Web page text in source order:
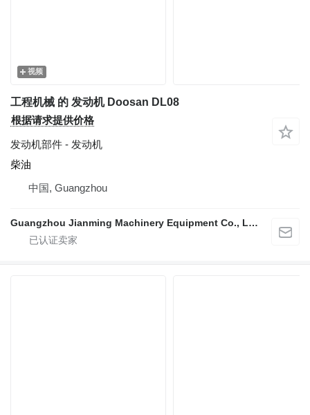
视频
工程机械 的 发动机 Doosan DL08
根据请求提供价格
发动机部件 - 发动机
柴油
中国, Guangzhou
Guangzhou Jianming Machinery Equipment Co., Ltd.